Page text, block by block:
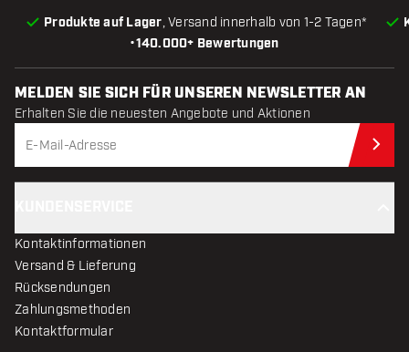
•140.000+ Bewertungen
Produkte auf Lager, Versand innerhalb von 1-2 Tagen*
MELDEN SIE SICH FÜR UNSEREN NEWSLETTER AN
Erhalten Sie die neuesten Angebote und Aktionen
Kontaktinformationen
Versand & Lieferung
Rücksendungen
Zahlungsmethoden
Kontaktformular